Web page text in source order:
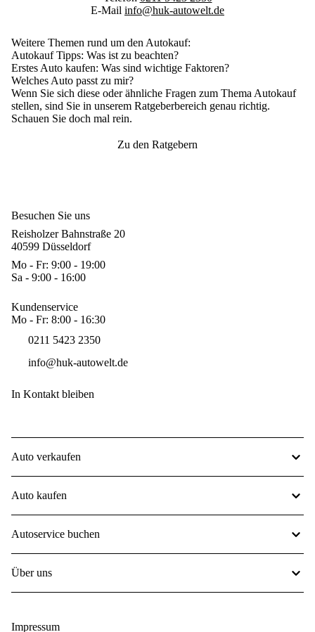
E-Mail info@huk-autowelt.de
Weitere Themen rund um den Autokauf:
Autokauf Tipps: Was ist zu beachten?
Erstes Auto kaufen: Was sind wichtige Faktoren?
Welches Auto passt zu mir?
Wenn Sie sich diese oder ähnliche Fragen zum Thema Autokauf
stellen, sind Sie in unserem Ratgeberbereich genau richtig.
Schauen Sie doch mal rein.
Zu den Ratgebern
Besuchen Sie uns
Reisholzer Bahnstraße 20
40599 Düsseldorf
Mo - Fr: 9:00 - 19:00
Sa - 9:00 - 16:00
Kundenservice
Mo - Fr: 8:00 - 16:30
0211 5423 2350
info@huk-autowelt.de
In Kontakt bleiben
Auto verkaufen
Auto kaufen
Autoservice buchen
Über uns
Impressum